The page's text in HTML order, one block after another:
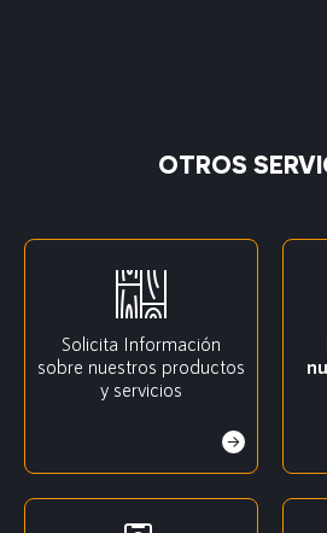
OTROS
Solicita Información
sobre nuestros productos
y servicios